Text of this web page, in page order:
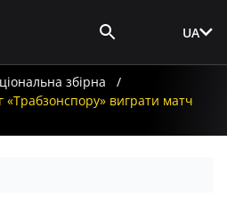
UA
збірна
«Трабзонспору» виграти матч